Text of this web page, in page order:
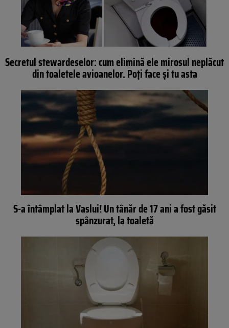
Secretul stewardeselor: cum elimină ele mirosul neplăcut
din toaletele avioanelor. Poţi face şi tu asta
S-a întâmplat la Vaslui! Un tânăr de 17 ani a fost găsit
spânzurat, la toaletă